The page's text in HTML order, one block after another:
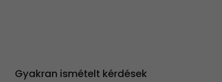
Gyakran ismételt kérdések